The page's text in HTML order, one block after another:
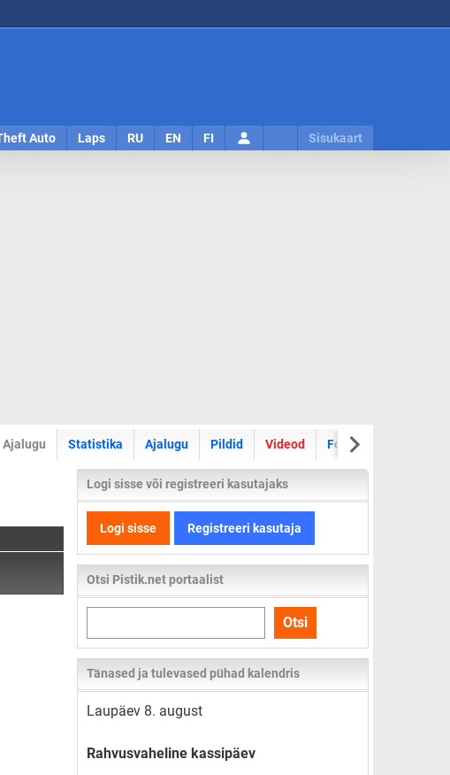
Auto Laps RU EN FI Sisukaart
Ajalugu Statistika Ajalugu Pildid Videod Foorum
Logi sisse või registreeri kasutajaks
Logi sisse Registreeri kasutaja
Otsi Pistik.net portaalist
kogu
lehelt
Otsi
Tänased ja tulevased pühad kalendris
Laupäev 8. august
Rahvusvaheline kassipäev